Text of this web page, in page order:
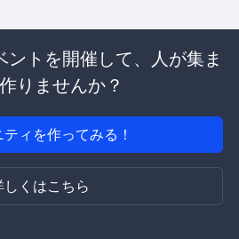
トを開催して、人が集ま
りませんか？
ィを作ってみる！
しくはこちら